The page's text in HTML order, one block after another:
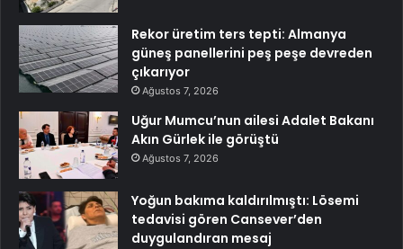
Rekor üretim ters tepti: Almanya
güneş panellerini peş peşe devreden
çıkarıyor
Ağustos 7, 2026
Uğur Mumcu’nun ailesi Adalet Bakanı
Akın Gürlek ile görüştü
Ağustos 7, 2026
Yoğun bakıma kaldırılmıştı: Lösemi
tedavisi gören Cansever’den
duygulandıran mesaj